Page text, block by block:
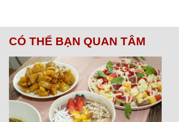
CÓ THỂ BẠN QUAN TÂM